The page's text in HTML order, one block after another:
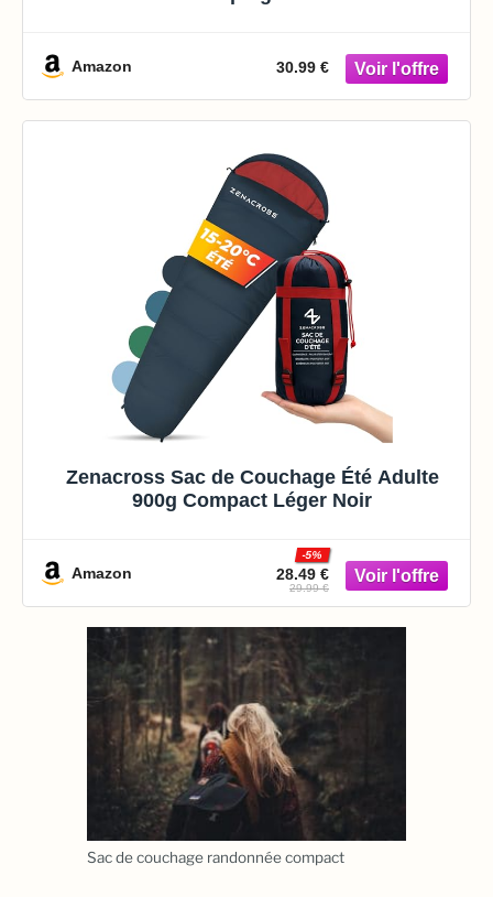
Imperméable, Jumelable
Amazon 30.99 €
Zenacross Sac de Couchage Été Adulte
900g Compact Léger Noir
Amazon 28.49 €
-5%
29.99 €
Sac de couchage randonnée compact